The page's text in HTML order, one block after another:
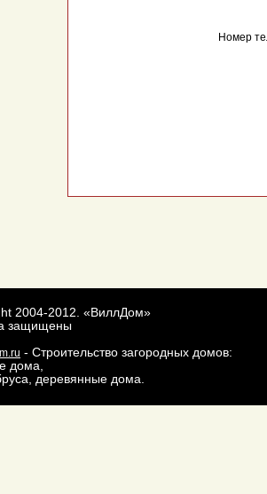
Номер
2004-2012. «ВиллДом»
защищены
- Строительство загородных домов:
дома,
деревянные дома.